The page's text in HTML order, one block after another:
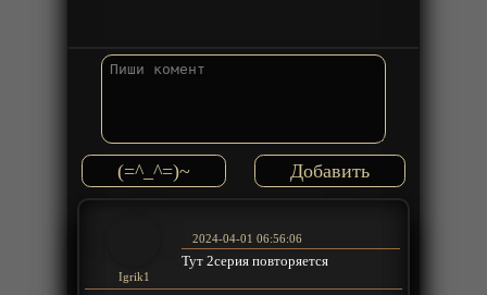
(=^_^=)~
Igrik1
2024-04-01 06:56:06
Тут 2серия повторяется